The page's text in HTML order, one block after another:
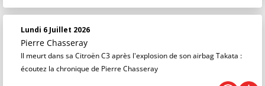
Lundi 6 Juillet 2026
Pierre Chasseray
Il meurt dans sa Citroën C3 après l'explosion de son airbag Takata :
écoutez la chronique de Pierre Chasseray